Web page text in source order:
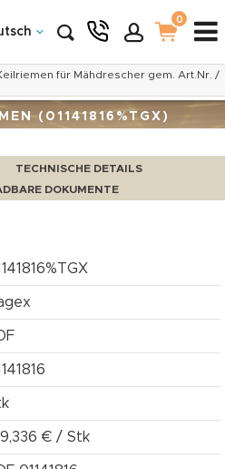
0
für Mähdrescher gem. Art.Nr. /
(01141816%TGX)
TECHNISCHE DETAILS
DOKUMENTE
€ / Stk